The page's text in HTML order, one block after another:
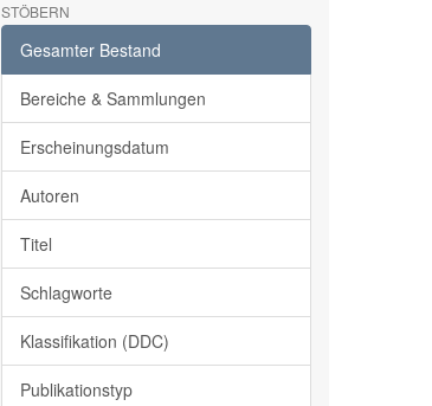
STÖBERN
Gesamter Bestand
Bereiche & Sammlungen
Erscheinungsdatum
Autoren
Titel
Schlagworte
Klassifikation (DDC)
Publikationstyp